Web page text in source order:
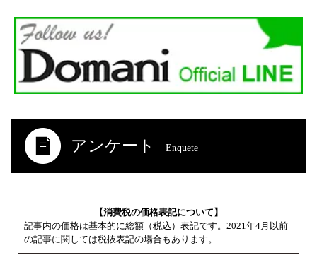
アンケート Enquete
【消費税の価格表記について】
記事内の価格は基本的に総額（税込）表記です。2021年4月以前
の記事に関しては税抜表記の場合もあります。